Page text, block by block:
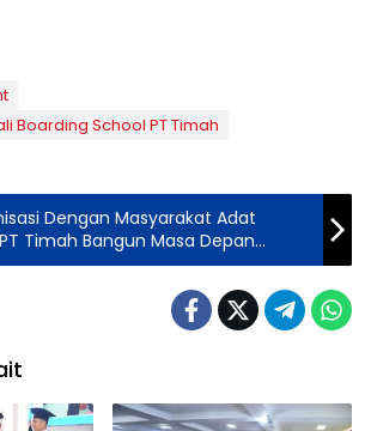
Boarding School PT Timah
Dengan Masyarakat Adat
Timah Bangun Masa Depan